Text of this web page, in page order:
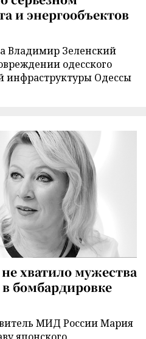
и энергообъектов
Владимир Зеленский
одесского
инфраструктуры Одессы
хватило мужества
бомбардировке
МИД России Мария